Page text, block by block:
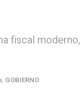
fiscal
GOBIERNO